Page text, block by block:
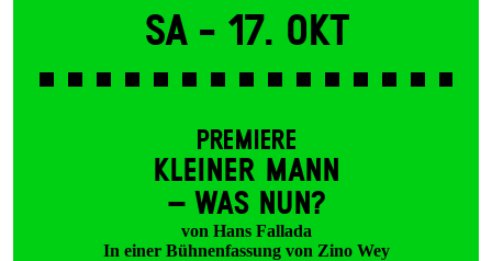
Sa - 17. Okt
PREMIERE
KLEINER MANN
– WAS NUN?
von Hans Fallada
In einer Bühnenfassung von Zino Wey